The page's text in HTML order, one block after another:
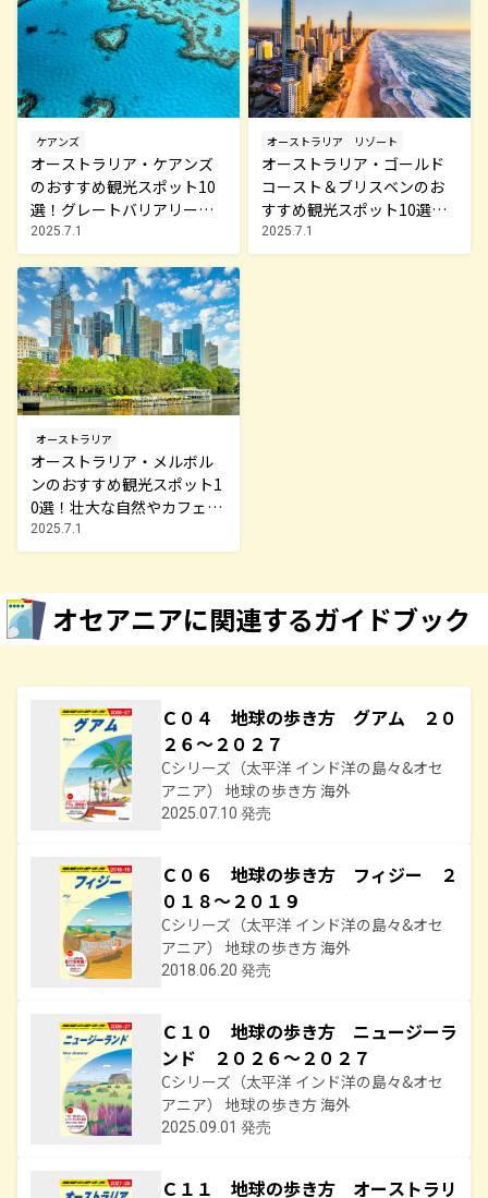
ケアンズ
オーストラリア・ケアンズ
のおすすめ観光スポット10
選！グレートバリアリーフ
や熱帯雨林を巡る
2025.7.1
オーストラリア リゾート
オーストラリア・ゴールド
コースト＆ブリスベンのお
すすめ観光スポット10選！
サーファーズパラダイスや
土ボタル見学など見どころ
2025.7.1
オーストラリア
オーストラリア・メルボル
ンのおすすめ観光スポット1
0選！壮大な自然やカフェ文
化息づく町を巡る
2025.7.1
オセアニアに関連するガイドブック
Ｃ０４ 地球の歩き方 グアム ２０
２６～２０２７
Cシリーズ（太平洋 インド洋の島々&オセ
アニア） 地球の歩き方 海外
2025.07.10 発売
Ｃ０６ 地球の歩き方 フィジー ２
０１８～２０１９
Cシリーズ（太平洋 インド洋の島々&オセ
アニア） 地球の歩き方 海外
2018.06.20 発売
Ｃ１０ 地球の歩き方 ニュージーラ
ンド ２０２６～２０２７
Cシリーズ（太平洋 インド洋の島々&オセ
アニア） 地球の歩き方 海外
2025.09.01 発売
Ｃ１１ 地球の歩き方 オーストラリ